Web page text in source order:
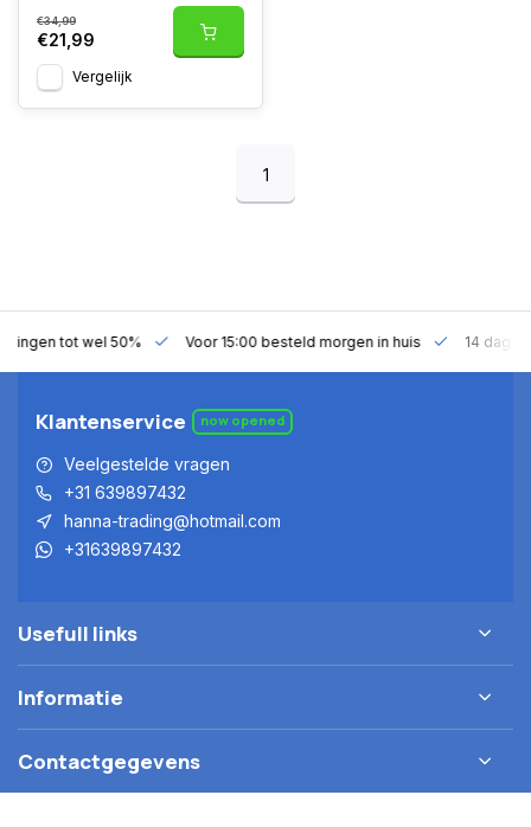
€34,99
€21,99
Vergelijk
1
tot wel 50% Voor 15:00 besteld morgen in huis 14 dagen
Klantenservice now opened
Veelgestelde vragen
+31 639897432
hanna-trading@hotmail.com
+31639897432
Usefull links
Informatie
Contactgegevens